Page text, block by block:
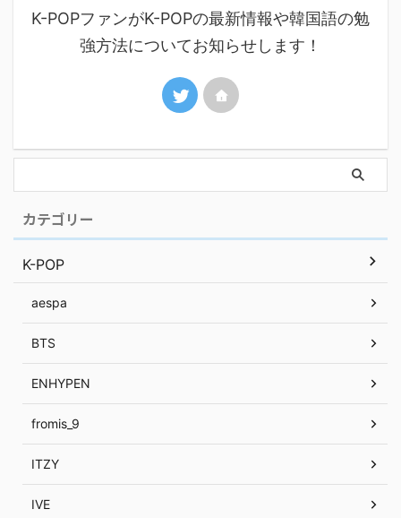
K-POPファンがK-POPの最新情報や韓国語の勉
強方法についてお知らせします！
カテゴリー
K-POP
aespa
BTS
ENHYPEN
fromis_9
ITZY
IVE